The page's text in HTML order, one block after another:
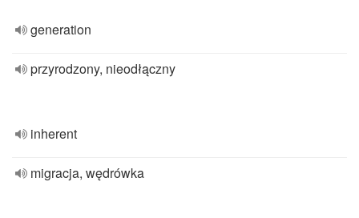
generation
przyrodzony, nieodłączny
inherent
migracja, wędrówka